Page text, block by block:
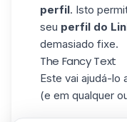
perfil. Isto
seu perfil do
demasiado fixe.
The Fancy Text
Este vai ajudá-lo
(e em qualquer